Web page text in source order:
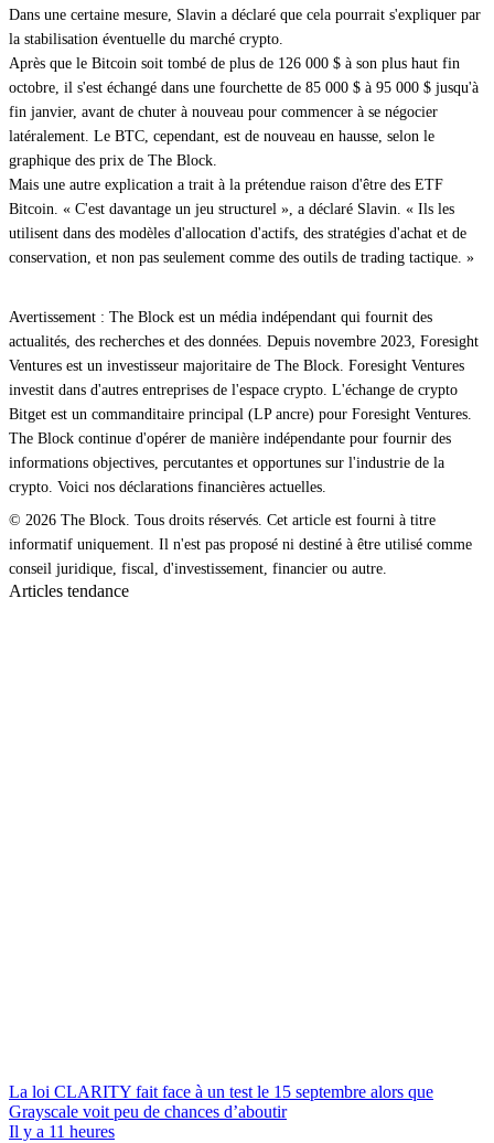
Dans une certaine mesure, Slavin a déclaré que cela pourrait s'expliquer par
la stabilisation éventuelle du marché crypto.
Après que le Bitcoin soit tombé de plus de 126 000 $ à son plus haut fin
octobre, il s'est échangé dans une fourchette de 85 000 $ à 95 000 $ jusqu'à
fin janvier, avant de chuter à nouveau pour commencer à se négocier
latéralement. Le BTC, cependant, est de nouveau en hausse, selon le
graphique des prix de The Block.
Mais une autre explication a trait à la prétendue raison d'être des ETF
Bitcoin. « C'est davantage un jeu structurel », a déclaré Slavin. « Ils les
utilisent dans des modèles d'allocation d'actifs, des stratégies d'achat et de
conservation, et non pas seulement comme des outils de trading tactique. »
Avertissement : The Block est un média indépendant qui fournit des
actualités, des recherches et des données. Depuis novembre 2023, Foresight
Ventures est un investisseur majoritaire de The Block. Foresight Ventures
investit dans d'autres entreprises de l'espace crypto. L'échange de crypto
Bitget est un commanditaire principal (LP ancre) pour Foresight Ventures.
The Block continue d'opérer de manière indépendante pour fournir des
informations objectives, percutantes et opportunes sur l'industrie de la
crypto. Voici nos déclarations financières actuelles.
© 2026 The Block. Tous droits réservés. Cet article est fourni à titre
informatif uniquement. Il n'est pas proposé ni destiné à être utilisé comme
conseil juridique, fiscal, d'investissement, financier ou autre.
Articles tendance
La loi CLARITY fait face à un test le 15 septembre alors que
Grayscale voit peu de chances d’aboutir
Il y a 11 heures